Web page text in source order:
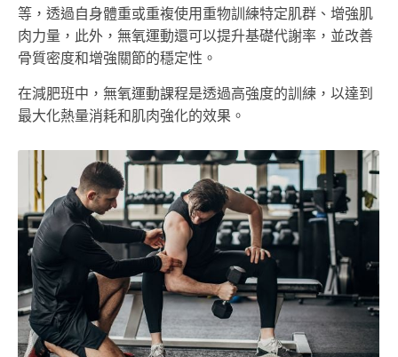
等，透過自身體重或重複使用重物訓練特定肌群、增強肌
肉力量，此外，無氧運動還可以提升基礎代謝率，並改善
骨質密度和增強關節的穩定性。
在減肥班中，無氧運動課程是透過高強度的訓練，以達到
最大化熱量消耗和肌肉強化的效果。